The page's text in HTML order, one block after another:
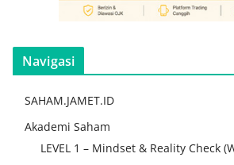
Navigasi
SAHAM.JAMET.ID
Akademi Saham
LEVEL 1 – Mindset & Reality Check